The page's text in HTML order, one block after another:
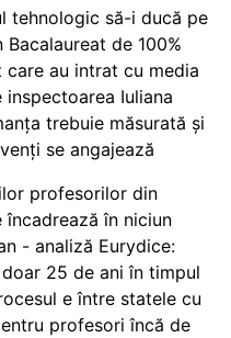
tehnologic să-i ducă pe
de 100%
care au intrat cu media
inspectoarea Iuliana
trebuie măsurată și
se angajează
profesorilor din
încadrează în niciun
- analiză Eurydice:
25 de ani în timpul
e între statele cu
profesori încă de